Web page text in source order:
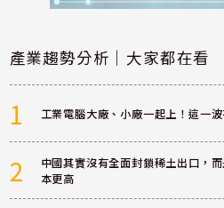
產業趨勢分析｜大家都在看
1 工業電腦大廠、小廠一起上！這一
2
中國其實沒有全面封鎖稀土出口，
本更高